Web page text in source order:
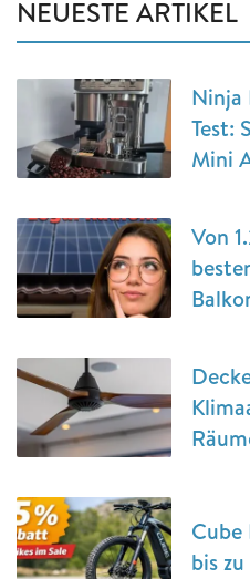
NEUESTE ARTIKEL
Ninja
Test:
Mini
Von
Cube
bis